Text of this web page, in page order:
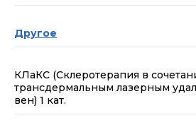
Другое
КЛаКС (Склеротерапия в
трансдермальным лазерным
вен) 1 кат.